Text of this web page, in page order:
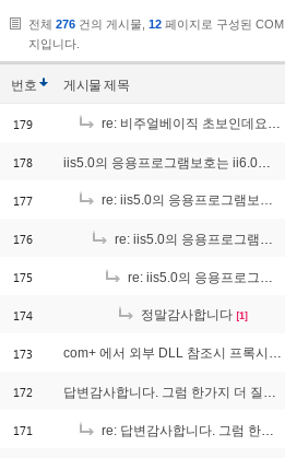
전체 276 건의 게시물, 12 페이지로 구성된
지입니다.
번호 게시물제목
179 re: 비주얼베이직 초보인데요 ^^
178 iis5.0의 응용프로그램보호는 ii6.0에서 어떻게 해야 하나여?
177 re: iis5.0의 응용프로그램보호는 ii6.0에서 어떻게 해야 하나여?
176 re: iis5.0의 응용프로그램보호는 ii6.0에서 어떻게 해야 하나여?
175 re: iis5.0의 응용프로그램보호는 ii6.0에서 어떻게 해야 하나여?
174 정말감사합니다 [1]
173 com+ 에서 외부 DLL 참조시 프록시 설치 오류..
172 답변감사합니다. 그럼 한가지 더 질문이 있습니다.
171 re: 답변감사합니다. 그럼 한가지 더 질문이 있습니다.